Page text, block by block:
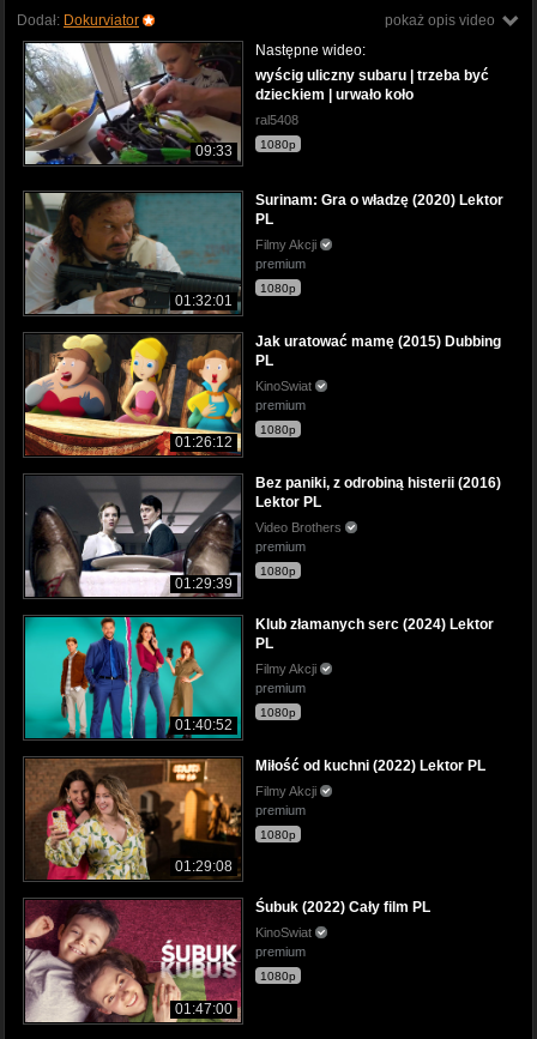
pokaż opis video
Dodał: Dokurviator
09:33
Następne wideo:
wyścig uliczny subaru | trzeba być
dzieckiem | urwało koło
ral5408
1080p
01:32:01
Surinam: Gra o władzę (2020) Lektor
PL
Filmy Akcji
premium
1080p
01:26:12
Jak uratować mamę (2015) Dubbing
PL
KinoSwiat
premium
1080p
01:29:39
Bez paniki, z odrobiną histerii (2016)
Lektor PL
Video Brothers
premium
1080p
01:40:52
Klub złamanych serc (2024) Lektor
PL
Filmy Akcji
premium
1080p
01:29:08
Miłość od kuchni (2022) Lektor PL
Filmy Akcji
premium
1080p
01:47:00
Śubuk (2022) Cały film PL
KinoSwiat
premium
1080p